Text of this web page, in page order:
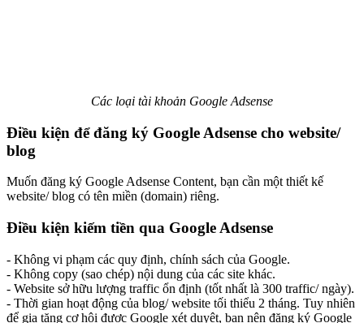
Các loại tài khoản Google Adsense
Điều kiện để đăng ký Google Adsense cho website/
blog
Muốn đăng ký Google Adsense Content, bạn cần một thiết kế
website/ blog có tên miền (domain) riêng.
Điều kiện kiếm tiền qua Google Adsense
- Không vi phạm các quy định, chính sách của Google.
- Không copy (sao chép) nội dung của các site khác.
- Website sở hữu lượng traffic ổn định (tốt nhất là 300 traffic/ ngày).
- Thời gian hoạt động của blog/ website tối thiểu 2 tháng. Tuy nhiên
để gia tăng cơ hội được Google xét duyệt, bạn nên đăng ký Google